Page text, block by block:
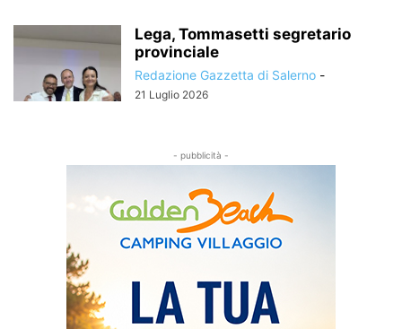
Lega, Tommasetti segretario
provinciale
Redazione Gazzetta di Salerno -
21 Luglio 2026
- pubblicità -